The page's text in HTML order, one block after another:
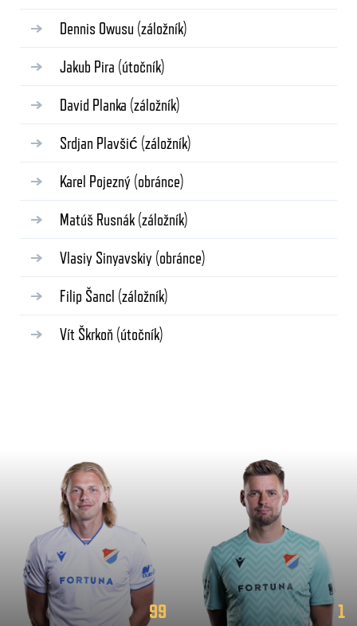
Dennis Owusu (záložník)
Jakub Pira (útočník)
David Planka (záložník)
Srdjan Plavšić (záložník)
Karel Pojezný (obránce)
Matúš Rusnák (záložník)
Vlasiy Sinyavskiy (obránce)
Filip Šancl (záložník)
Vít Škrkoň (útočník)
99 1